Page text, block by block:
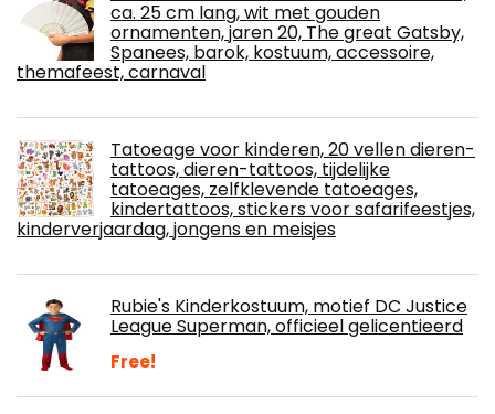
ca. 25 cm lang, wit met gouden
ornamenten, jaren 20, The great Gatsby,
Spanees, barok, kostuum, accessoire,
themafeest, carnaval
Tatoeage voor kinderen, 20 vellen dieren-
tattoos, dieren-tattoos, tijdelijke
tatoeages, zelfklevende tatoeages,
kindertattoos, stickers voor safarifeestjes,
kinderverjaardag, jongens en meisjes
Rubie's Kinderkostuum, motief DC Justice
League Superman, officieel gelicentieerd
Free!